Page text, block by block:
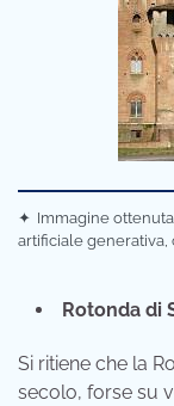
✦ Immagine
artificiale generativa,
Rotonda di
Si ritiene che la
secolo, forse su